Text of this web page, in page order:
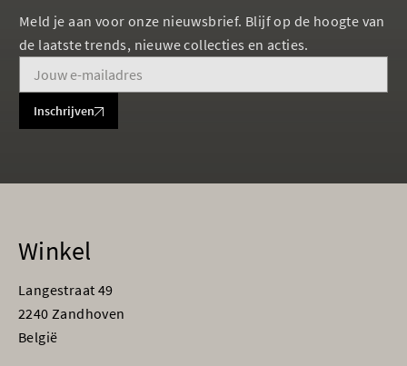
Meld je aan voor onze nieuwsbrief. Blijf op de hoogte van
de laatste trends, nieuwe collecties en acties.
Inschrijven
Winkel
Langestraat 49
2240 Zandhoven
België